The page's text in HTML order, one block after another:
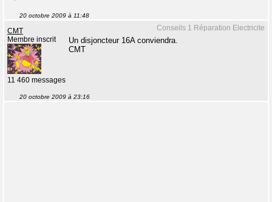
20 octobre 2009 à 11:48
Conseils 1 Réparation Electricite
CMT
Membre inscrit
11 460 messages
Un disjoncteur 16A conviendra.
CMT
20 octobre 2009 à 23:16